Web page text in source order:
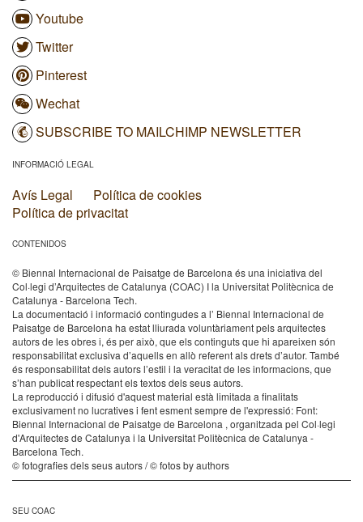
Youtube
Twitter
Pinterest
Wechat
SUBSCRIBE TO MAILCHIMP NEWSLETTER
INFORMACIÓ LEGAL
Avís Legal
Política de cookies
Política de privacitat
CONTENIDOS
© Biennal Internacional de Paisatge de Barcelona és una iniciativa del
Col·legi d’Arquitectes de Catalunya (COAC) I la Universitat Politècnica de
Catalunya - Barcelona Tech.
La documentació i informació contingudes a l’ Biennal Internacional de
Paisatge de Barcelona ha estat lliurada voluntàriament pels arquitectes
autors de les obres i, és per això, que els continguts que hi apareixen són
responsabilitat exclusiva d’aquells en allò referent als drets d’autor. També
és responsabilitat dels autors l’estil i la veracitat de les informacions, que
s’han publicat respectant els textos dels seus autors.
La reproducció i difusió d'aquest material està limitada a finalitats
exclusivament no lucratives i fent esment sempre de l'expressió: Font:
Biennal Internacional de Paisatge de Barcelona , organitzada pel Col·legi
d'Arquitectes de Catalunya i la Universitat Politècnica de Catalunya -
Barcelona Tech.
© fotografies dels seus autors / © fotos by authors
SEU COAC